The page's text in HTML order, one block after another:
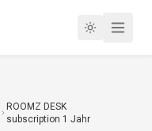
ROOMZ DESK
subscription 1 Jahr